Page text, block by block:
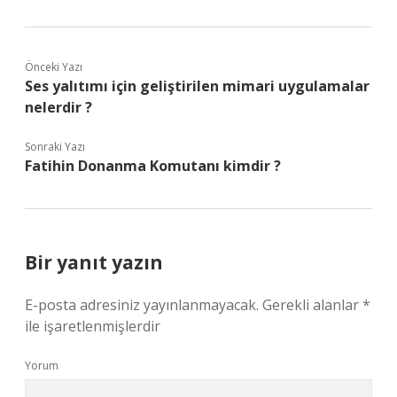
Önceki Yazı
Ses yalıtımı için geliştirilen mimari uygulamalar
nelerdir ?
Sonraki Yazı
Fatihin Donanma Komutanı kimdir ?
Bir yanıt yazın
E-posta adresiniz yayınlanmayacak. Gerekli alanlar*
ile işaretlenmişlerdir
Yorum